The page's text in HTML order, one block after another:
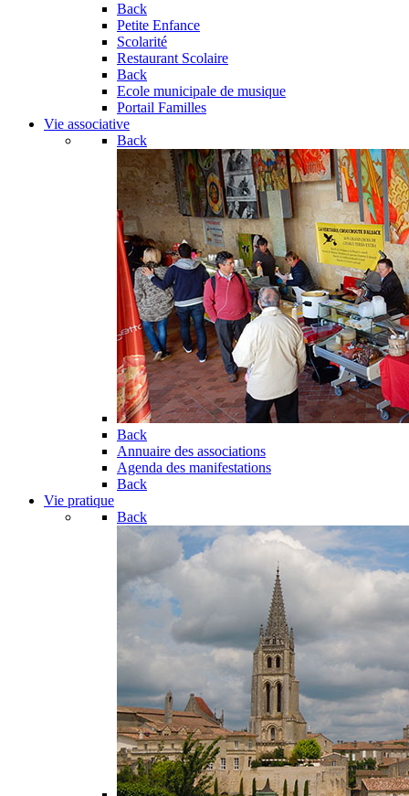
Back
Petite Enfance
Scolarité
Restaurant Scolaire
Back
Ecole municipale de musique
Portail Familles
Vie associative
Back
Back
Annuaire des associations
Agenda des manifestations
Back
Vie pratique
Back